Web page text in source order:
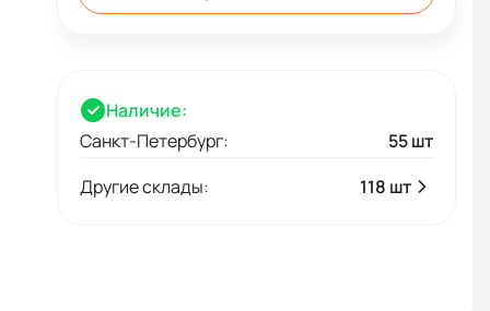
Наличие:
Санкт-Петербург:
55 шт
Другие склады:
118 шт